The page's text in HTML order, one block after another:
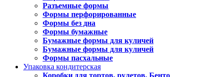
Разъемные формы
Формы перфорированные
Формы без дна
Формы бумажные
Бумажные формы для куличей
Бумажные формы для куличей
Формы пасхальные
Упаковка кондитерская
Коробки для тортов, рулетов, Бенто